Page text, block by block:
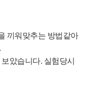
끼워맞추는 방법같아
았습니다. 실험당시